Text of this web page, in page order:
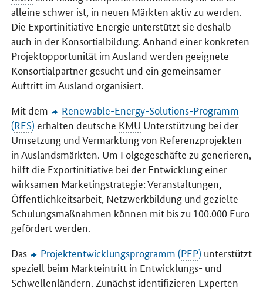
alleine schwer ist, in neuen Märkten aktiv zu werden.
Die Exportinitiative Energie unterstützt sie deshalb
auch in der Konsortialbildung. Anhand einer konkreten
Projektopportunität im Ausland werden geeignete
Konsortialpartner gesucht und ein gemeinsamer
Auftritt im Ausland organisiert.
Mit dem
Renewable-Energy-Solutions-Programm
(RES) erhalten deutsche KMU Unterstützung bei der
Umsetzung und Vermarktung von Referenzprojekten
in Auslandsmärkten. Um Folgegeschäfte zu generieren,
hilft die Exportinitiative bei der Entwicklung einer
wirksamen Marketingstrategie: Veranstaltungen,
Öffentlichkeitsarbeit, Netzwerkbildung und gezielte
Schulungsmaßnahmen können mit bis zu 100.000 Euro
gefördert werden.
Das
Projektentwicklungsprogramm (PEP) unterstützt
speziell beim Markteintritt in Entwicklungs- und
Schwellenländern. Zunächst identifizieren Experten